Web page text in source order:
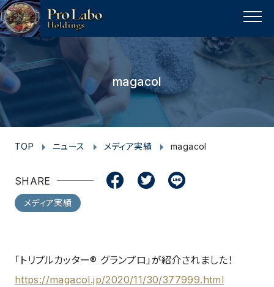
MENU
magacol
TOP ニュース メディア実績 magacol
SHARE
c
e
b
o
o
k
i
t
t
e
n
e
メディア実績
「トリプルカッター® グランプロ」が紹介されました！
https://magacol.jp/2020/11/30/377999.html
p
a
g
e
t
o
p
s
t
a
g
r
a
m
c
e
b
o
k
i
t
t
e
r
u
t
u
e